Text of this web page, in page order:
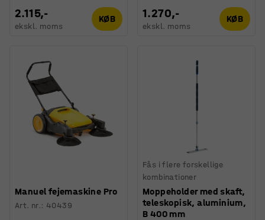
2.115,-
ekskl. moms
KØB 1.270,-
ekskl. moms
KØB
Manuel fejemaskine Pro
Art. nr.: 40439
Fås i flere forskellige
kombinationer
Moppeholder med skaft,
teleskopisk, aluminium,
B 400 mm